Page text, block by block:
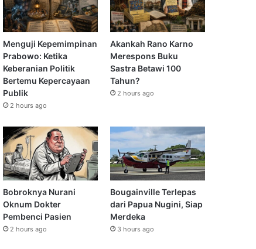
Menguji Kepemimpinan
Prabowo: Ketika
Keberanian Politik
Bertemu Kepercayaan
Publik
2 hours ago
Akankah Rano Karno
Merespons Buku
Sastra Betawi 100
Tahun?
2 hours ago
Bobroknya Nurani
Oknum Dokter
Pembenci Pasien
2 hours ago
Bougainville Terlepas
dari Papua Nugini, Siap
Merdeka
3 hours ago